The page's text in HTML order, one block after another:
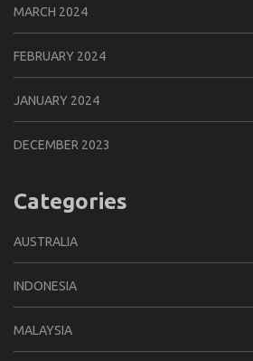
MARCH 2024
FEBRUARY 2024
JANUARY 2024
DECEMBER 2023
Categories
AUSTRALIA
INDONESIA
MALAYSIA